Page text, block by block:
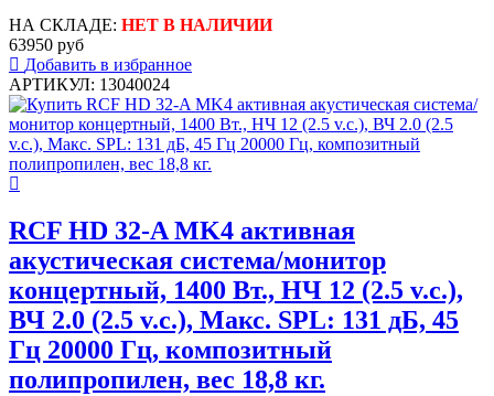
НА СКЛАДЕ: НЕТ В НАЛИЧИИ
63950 руб
Добавить в избранное
АРТИКУЛ: 13040024
RCF HD 32-A MK4 активная
акустическая система/монитор
концертный, 1400 Вт., НЧ 12 (2.5 v.c.),
ВЧ 2.0 (2.5 v.c.), Макс. SPL: 131 дБ, 45
Гц 20000 Гц, композитный
полипропилен, вес 18,8 кг.